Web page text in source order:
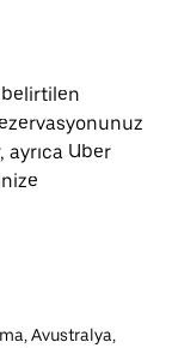
belirtilen
Uber
Avustralya,